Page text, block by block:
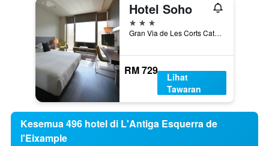
Hotel Soho
3 bintang
Gran Via de Les Corts Catalanes 543-545, Barcelona, Sepanyol
RM 729
Lihat
Tawaran
Kesemua 496 hotel di L'Antiga Esquerra de
l'Eixample